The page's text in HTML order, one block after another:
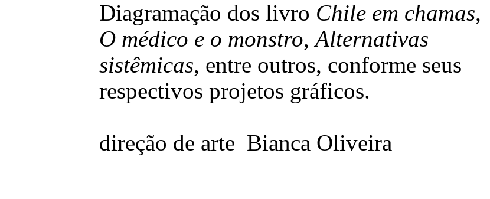
Diagramação dos livro Chile em chamas,
O médico e o monstro,Alternativas
sistêmicas, entre outros, conforme seus
respectivos projetos gráficos.
direção de arte Bianca Oliveira